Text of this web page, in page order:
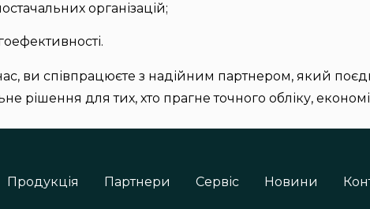
організацій;
ви співпрацюєте з надійним партнером, який
рішення для тих, хто прагне точного обліку,
Продукція Партнери Сервіс Новини